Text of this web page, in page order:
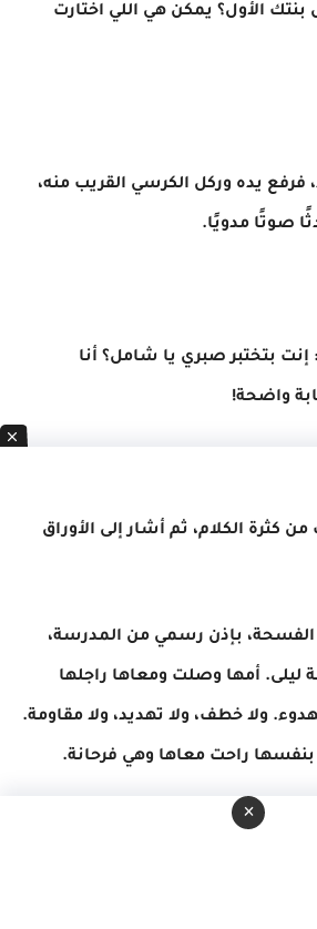
الأول؟ يمكن هي اللي اختارت
فرفع يده وركل الكرسي القريب منه،
صوتًا مدويًا.
بتختبر صبري يا شامل؟ أنا
واضحة!
كثرة الكلام، ثم أشار إلى الأوراق
بإذن رسمي من المدرسة،
أمها وصلت ومعاها راجلها
ولا خطف، ولا تهديد، ولا مقاومة.
بنفسها راحت معاها وهي فرحانة.
×